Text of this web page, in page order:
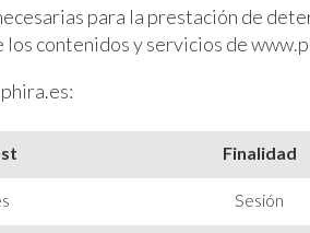
para la prestación de
contenidos y servicios de
Finalidad
Sesión